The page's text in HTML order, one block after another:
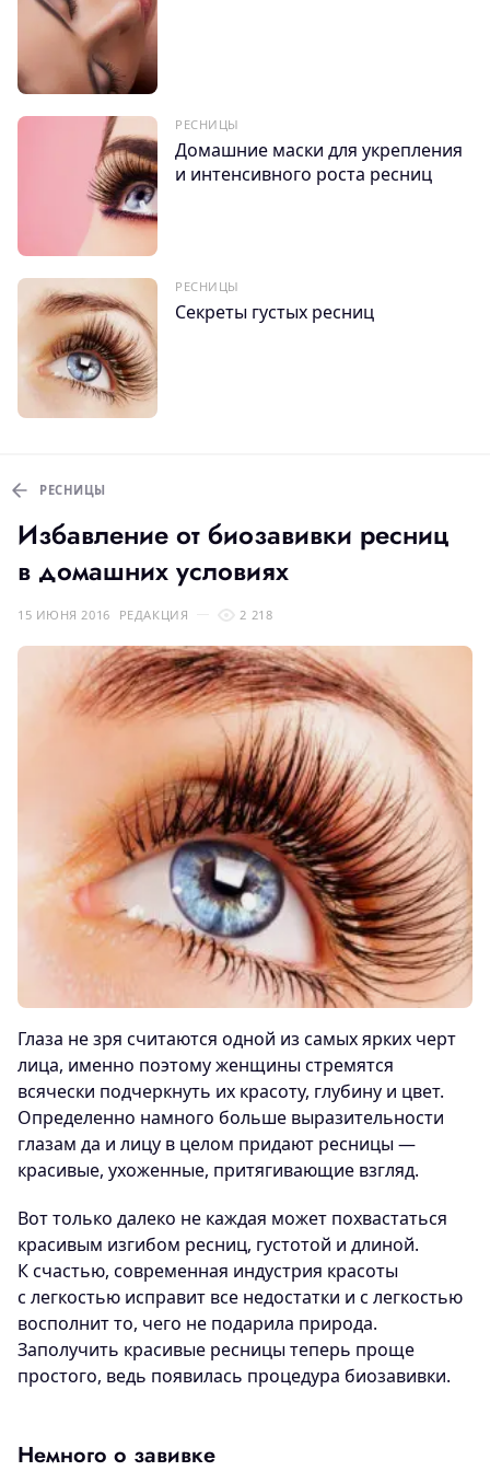
РЕСНИЦЫ
Домашние маски для укрепления
и интенсивного роста ресниц
РЕСНИЦЫ
Секреты густых ресниц
РЕСНИЦЫ
Избавление от биозавивки ресниц
в домашних условиях
15 ИЮНЯ 2016 РЕДАКЦИЯ 2 218
Глаза не зря считаются одной из самых ярких черт
лица, именно поэтому женщины стремятся
всячески подчеркнуть их красоту, глубину и цвет.
Определенно намного больше выразительности
глазам да и лицу в целом придают ресницы —
красивые, ухоженные, притягивающие взгляд.
Вот только далеко не каждая может похвастаться
красивым изгибом ресниц, густотой и длиной.
К счастью, современная индустрия красоты
с легкостью исправит все недостатки и с легкостью
восполнит то, чего не подарила природа.
Заполучить красивые ресницы теперь проще
простого, ведь появилась процедура биозавивки.
Немного о завивке